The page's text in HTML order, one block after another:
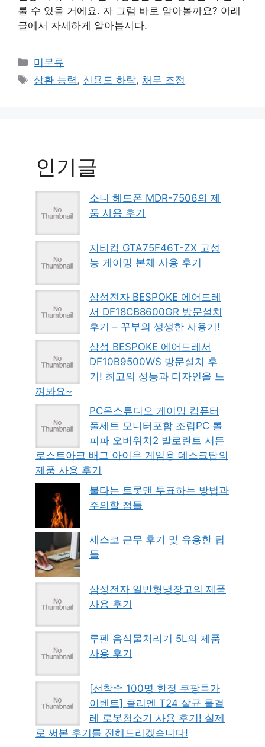
룰 수 있을 거에요. 자 그럼 바로 알아볼까요? 아래
글에서 자세하게 알아봅시다.
Categories
미분류
Tags
상환 능력, 신용도 하락,채무 조정
인기글
소니 헤드폰 MDR-7506의 제
품 사용 후기
지티컴 GTA75F46T-ZX 고성
능 게이밍 본체 사용 후기
삼성전자 BESPOKE 에어드레
서 DF18CB8600GR 방문설치
후기 – 꾸부의 생생한 사용기!
삼성 BESPOKE 에어드레서
DF10B9500WS 방문설치 후
기! 최고의 성능과 디자인을 느
껴봐요~
PC온스튜디오 게이밍 컴퓨터
풀세트 모니터포함 조립PC 롤
피파 오버워치2 발로란트 서든
로스트아크 배그 아이온 게임용 데스크탑의
제품 사용 후기
불타는 트롯맨 투표하는 방법과
주의할 점들
세스코 근무 후기 및 유용한 팁
들
삼성전자 일반형냉장고의 제품
사용 후기
루펜 음식물처리기 5L의 제품
사용 후기
[선착순 100명 한정 쿠팡특가
이벤트] 클리엔 T24 살균 물걸
레 로봇청소기 사용 후기! 실제
로 써본 후기를 전해드리겠습니다!